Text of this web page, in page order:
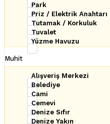
Park
Priz / Elektrik Anahtarı
Tutamak / Korkuluk
Tuvalet
Yüzme Havuzu
Muhit
Alışveriş Merkezi
Belediye
Cami
Cemevi
Denize Sıfır
Denize Yakın